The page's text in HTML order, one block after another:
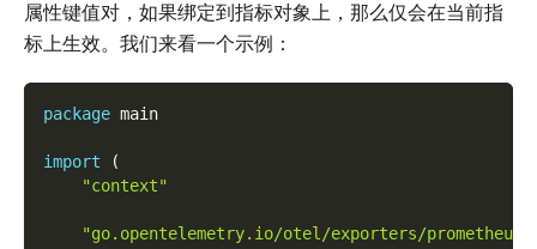
属性键值对，如果绑定到指标对象上，那么仅会在当前指
标上生效。我们来看一个示例：
package main
import
(
"context"
"go.opentelemetry.io/otel/exporters/prometheus"